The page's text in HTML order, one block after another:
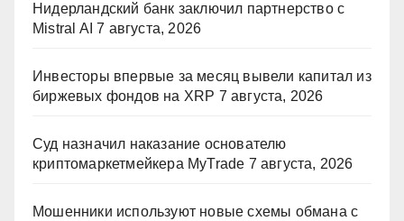
Нидерландский банк заключил партнерство с
Mistral AI 7 августа, 2026
Инвесторы впервые за месяц вывели капитал из
биржевых фондов на XRP 7 августа, 2026
Суд назначил наказание основателю
криптомаркетмейкера MyTrade 7 августа, 2026
Мошенники используют новые схемы обмана с